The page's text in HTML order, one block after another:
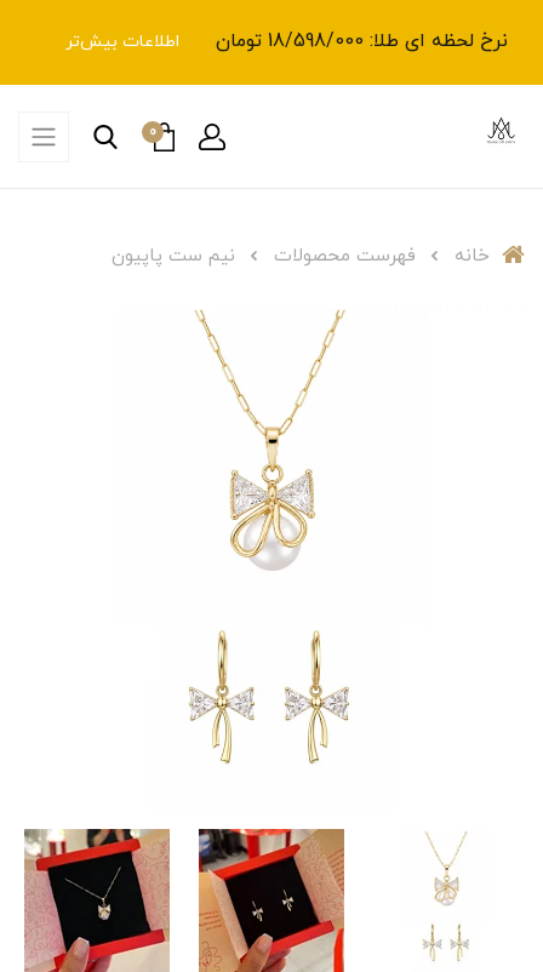
نرخ لحظه ای طلا: 18/598/000 تومان اطلاعات بیش‌تر
0
خانه فهرست محصولات نیم ست پاپیون